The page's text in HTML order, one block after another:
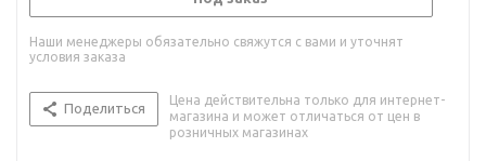
Наши менеджеры обязательно свяжутся с вами и уточнят
условия заказа
Поделиться
Цена действительна только для интернет-
магазина и может отличаться от цен в
розничных магазинах